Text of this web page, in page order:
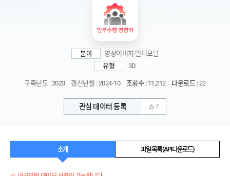
AI 개발지원
분야
영상이미지·멀티모달
유형
3D
구축년도 : 2023 갱신년월 : 2024-10 조회수 :11,212 다운로드 :22
관심 데이터 등록 7
소개 파일 목록 (API 다운로드)